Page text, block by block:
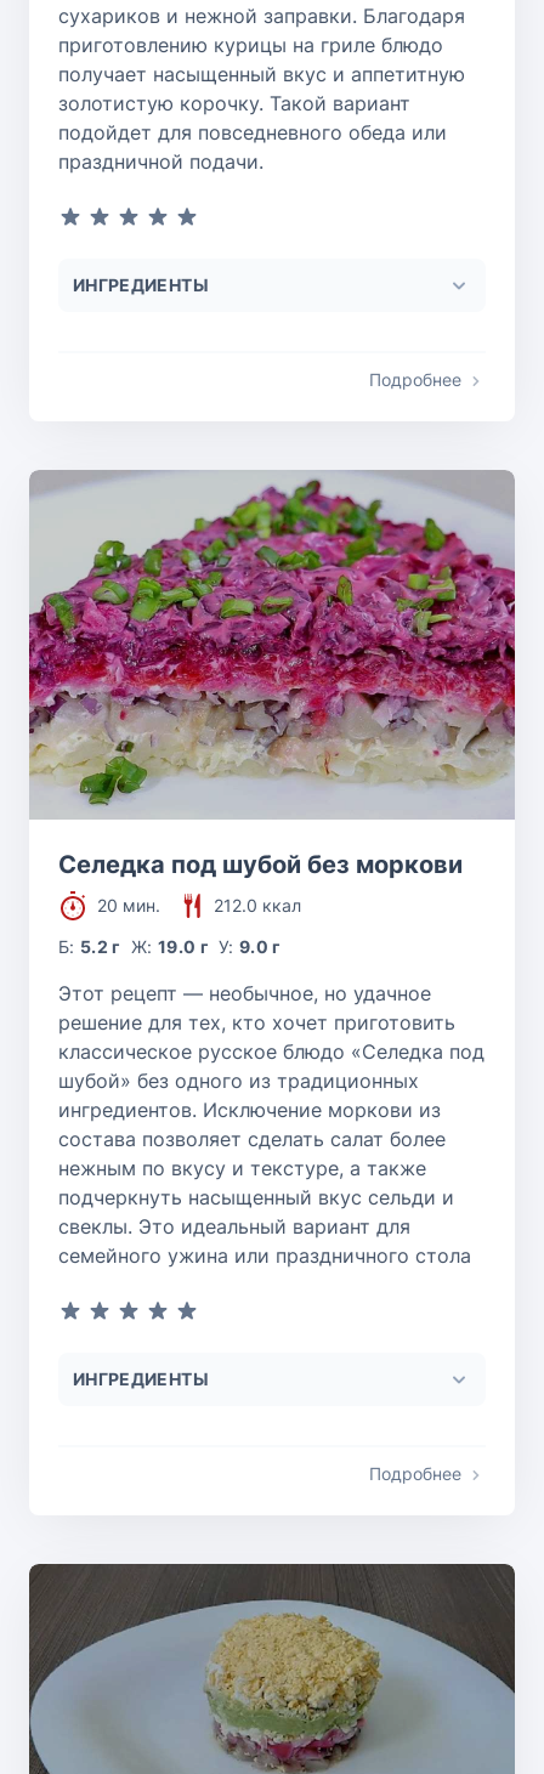
сухариков и нежной заправки. Благодаря
приготовлению курицы на гриле блюдо
получает насыщенный вкус и аппетитную
золотистую корочку. Такой вариант
подойдет для повседневного обеда или
праздничной подачи.
ИНГРЕДИЕНТЫ
Подробнее
Селедка под шубой без моркови
20 мин.
212.0 ккал
Б: 5.2 г Ж: 19.0 г У:9.0 г
Этот рецепт — необычное, но удачное
решение для тех, кто хочет приготовить
классическое русское блюдо «Селедка под
шубой» без одного из традиционных
ингредиентов. Исключение моркови из
состава позволяет сделать салат более
нежным по вкусу и текстуре, а также
подчеркнуть насыщенный вкус сельди и
свеклы. Это идеальный вариант для
семейного ужина или праздничного стола
ИНГРЕДИЕНТЫ
Подробнее